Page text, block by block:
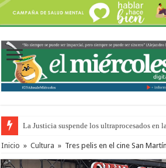
La Justicia suspende los ultraprocesados en
Inicio » Cultura » Tres pelis en el cine San